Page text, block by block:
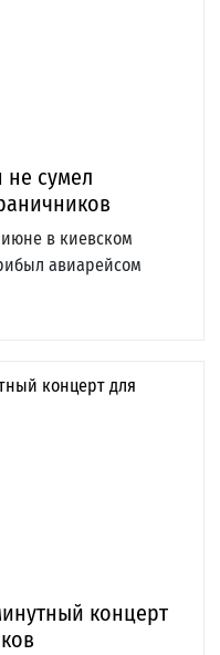
не сумел
в киевском
авиарейсом
концерт